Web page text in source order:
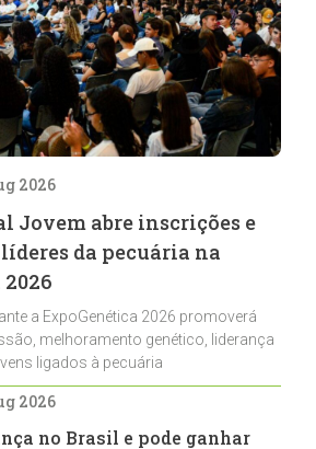
2026
Jovem abre inscrições e
da pecuária na
a ExpoGenética 2026 promoverá
melhoramento genético, liderança
ligados à pecuária
2026
no Brasil e pode ganhar